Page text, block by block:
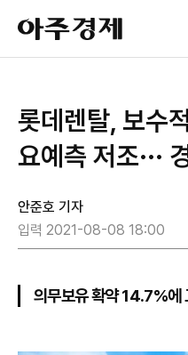
아
주
경
롯데렌탈, 보수
요예측 저조···
안준호 기자
입력 2021-08-08 18:00
의무보유 확약 14.7%에